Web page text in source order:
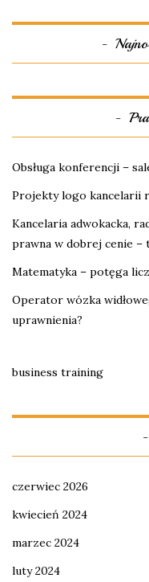
Obsługa konferencji –
Projekty logo kancelarii
Kancelaria adwokacka,
prawna w dobrej cenie –
Matematyka – potęga
Operator wózka
uprawnienia?
business training
czerwiec 2026
kwiecień 2024
marzec 2024
luty 2024